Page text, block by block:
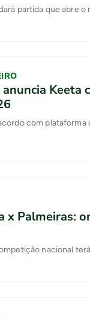
partida que abre
com
x Palmeiras:
nacional